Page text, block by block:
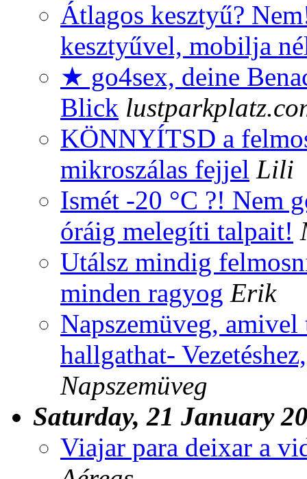
Átlagos kesztyű?
kesztyűvel, mobilja
★ go4sex, deine
Blick
KÖNNYÍTSD a
mikroszálas fejjel Lili
Ismét -20 °C ?! Nem
óráig melegíti talpait!
Utálsz mindig
minden ragyog Erik
Napszemüveg,
hallgathat-
Napszemüveg
Saturday, 21 January
Viajar para deixar a